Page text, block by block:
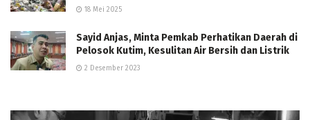
18 Mei 2025
Sayid Anjas, Minta Pemkab Perhatikan Daerah di
Pelosok Kutim, Kesulitan Air Bersih dan Listrik
2 Desember 2023